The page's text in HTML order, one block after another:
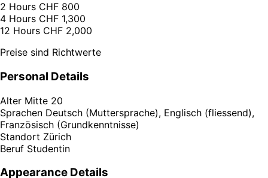
2 Hours CHF 800
4 Hours CHF 1,300
12 Hours CHF 2,000
Preise sind Richtwerte
Personal Details
Alter Mitte 20
Sprachen Deutsch (Muttersprache), Englisch (fliessend),
Französisch (Grundkenntnisse)
Standort Zürich
Beruf Studentin
Appearance Details